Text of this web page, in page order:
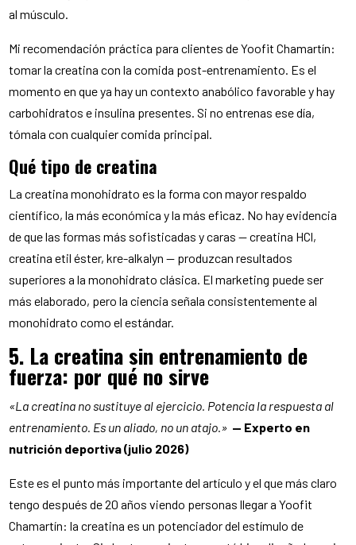
al músculo.
Mi recomendación práctica para clientes de Yoofit Chamartín:
tomar la creatina con la comida post-entrenamiento. Es el
momento en que ya hay un contexto anabólico favorable y hay
carbohidratos e insulina presentes. Si no entrenas ese día,
tómala con cualquier comida principal.
Qué tipo de creatina
La creatina monohidrato es la forma con mayor respaldo
científico, la más económica y la más eficaz. No hay evidencia
de que las formas más sofisticadas y caras — creatina HCl,
creatina etil éster, kre-alkalyn — produzcan resultados
superiores a la monohidrato clásica. El marketing puede ser
más elaborado, pero la ciencia señala consistentemente al
monohidrato como el estándar.
5. La creatina sin entrenamiento de
fuerza: por qué no sirve
«La creatina no sustituye al ejercicio. Potencia la respuesta al
entrenamiento. Es un aliado, no un atajo.» — Experto en
nutrición deportiva (julio 2026)
Este es el punto más importante del artículo y el que más claro
tengo después de 20 años viendo personas llegar a Yoofit
Chamartín: la creatina es un potenciador del estímulo de